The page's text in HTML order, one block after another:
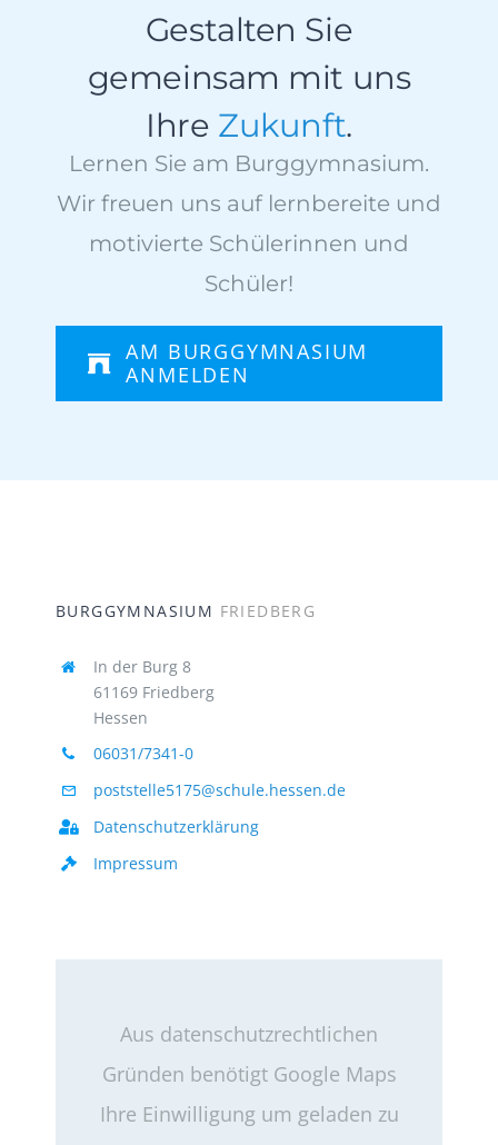
Gestalten Sie
gemeinsam mit uns
Ihre Zukunft.
Lernen Sie am Burggymnasium.
Wir freuen uns auf lernbereite und
motivierte Schülerinnen und
Schüler!
AM BURGGYMNASIUM
ANMELDEN
BURGGYMNASIUM FRIEDBERG
In der Burg 8
61169 Friedberg
Hessen
06031/7341-0
poststelle5175@schule.hessen.de
Datenschutzerklärung
Impressum
Aus datenschutzrechtlichen
Gründen benötigt Google Maps
Ihre Einwilligung um geladen zu